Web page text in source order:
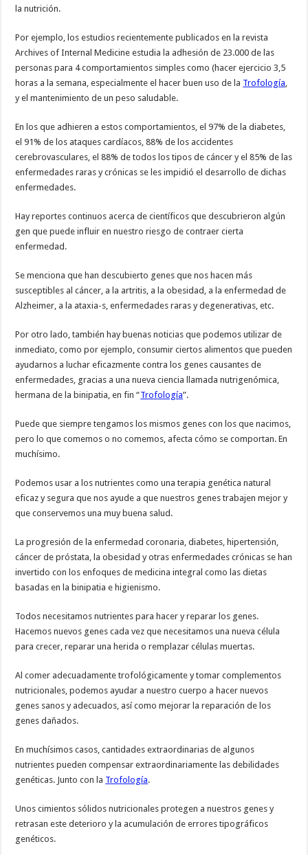
la nutrición.
Por ejemplo, los estudios recientemente publicados en la revista
Archives of Internal Medicine estudia la adhesión de 23.000 de las
personas para 4 comportamientos simples como (hacer ejercicio 3,5
horas a la semana, especialmente el hacer buen uso de la Trofología,
y el mantenimiento de un peso saludable.
En los que adhieren a estos comportamientos, el 97% de la diabetes,
el 91% de los ataques cardíacos, 88% de los accidentes
cerebrovasculares, el 88% de todos los tipos de cáncer y el 85% de las
enfermedades raras y crónicas se les impidió el desarrollo de dichas
enfermedades.
Hay reportes continuos acerca de científicos que descubrieron algún
gen que puede influir en nuestro riesgo de contraer cierta
enfermedad.
Se menciona que han descubierto genes que nos hacen más
susceptibles al cáncer, a la artritis, a la obesidad, a la enfermedad de
Alzheimer, a la ataxia-s, enfermedades raras y degenerativas, etc.
Por otro lado, también hay buenas noticias que podemos utilizar de
inmediato, como por ejemplo, consumir ciertos alimentos que pueden
ayudarnos a luchar eficazmente contra los genes causantes de
enfermedades, gracias a una nueva ciencia llamada nutrigenómica,
hermana de la binipatia, en fin “Trofología”.
Puede que siempre tengamos los mismos genes con los que nacimos,
pero lo que comemos o no comemos, afecta cómo se comportan. En
muchísimo.
Podemos usar a los nutrientes como una terapia genética natural
eficaz y segura que nos ayude a que nuestros genes trabajen mejor y
que conservemos una muy buena salud.
La progresión de la enfermedad coronaria, diabetes, hipertensión,
cáncer de próstata, la obesidad y otras enfermedades crónicas se han
invertido con los enfoques de medicina integral como las dietas
basadas en la binipatia e higienismo.
Todos necesitamos nutrientes para hacer y reparar los genes.
Hacemos nuevos genes cada vez que necesitamos una nueva célula
para crecer, reparar una herida o remplazar células muertas.
Al comer adecuadamente trofológicamente y tomar complementos
nutricionales, podemos ayudar a nuestro cuerpo a hacer nuevos
genes sanos y adecuados, así como mejorar la reparación de los
genes dañados.
En muchísimos casos, cantidades extraordinarias de algunos
nutrientes pueden compensar extraordinariamente las debilidades
genéticas. Junto con la Trofología.
Unos cimientos sólidos nutricionales protegen a nuestros genes y
retrasan este deterioro y la acumulación de errores tipográficos
genéticos.